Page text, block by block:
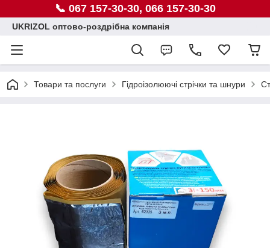
📞 067 157-30-30, 066 157-30-30
UKRIZOL оптово-роздрібна компанія
Товари та послуги Гідроізолюючі стрічки та шнури